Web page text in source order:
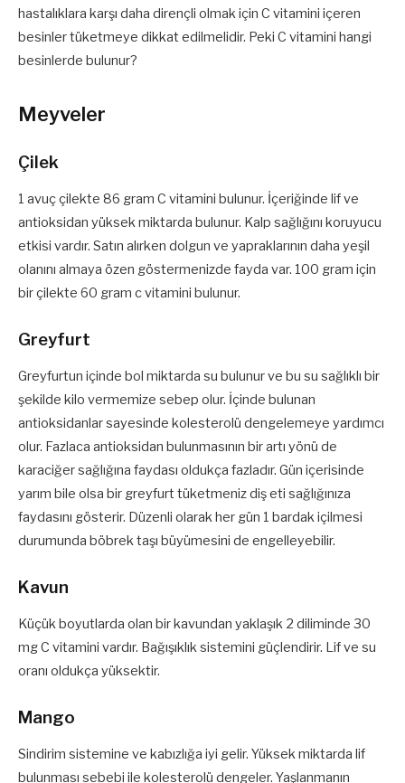
hastalıklara karşı daha dirençli olmak için C vitamini içeren
besinler tüketmeye dikkat edilmelidir. Peki C vitamini hangi
besinlerde bulunur?
Meyveler
Çilek
1 avuç çilekte 86 gram C vitamini bulunur. İçeriğinde lif ve
antioksidan yüksek miktarda bulunur. Kalp sağlığını koruyucu
etkisi vardır. Satın alırken dolgun ve yapraklarının daha yeşil
olanını almaya özen göstermenizde fayda var. 100 gram için
bir çilekte 60 gram c vitamini bulunur.
Greyfurt
Greyfurtun içinde bol miktarda su bulunur ve bu su sağlıklı bir
şekilde kilo vermemize sebep olur. İçinde bulunan
antioksidanlar sayesinde kolesterolü dengelemeye yardımcı
olur. Fazlaca antioksidan bulunmasının bir artı yönü de
karaciğer sağlığına faydası oldukça fazladır. Gün içerisinde
yarım bile olsa bir greyfurt tüketmeniz diş eti sağlığınıza
faydasını gösterir. Düzenli olarak her gün 1 bardak içilmesi
durumunda böbrek taşı büyümesini de engelleyebilir.
Kavun
Küçük boyutlarda olan bir kavundan yaklaşık 2 diliminde 30
mg C vitamini vardır. Bağışıklık sistemini güçlendirir. Lif ve su
oranı oldukça yüksektir.
Mango
Sindirim sistemine ve kabızlığa iyi gelir. Yüksek miktarda lif
bulunması sebebi ile kolesterolü dengeler. Yaşlanmanın